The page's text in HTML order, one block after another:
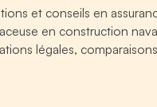
et conseils en
en construction
légales,